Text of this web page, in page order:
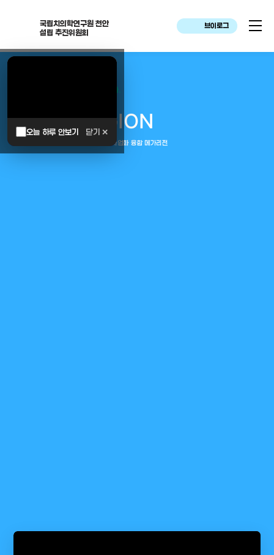
국립치의학연구원 천안
설립 추진위원회
브이로그
오늘 하루 안보기 닫기 ✕
대한민국은 두번이나 약속하였습니다.
MEGAREGION
중부권 전체를 잇는 연구–임상–평가–사업화 융합 메가리전